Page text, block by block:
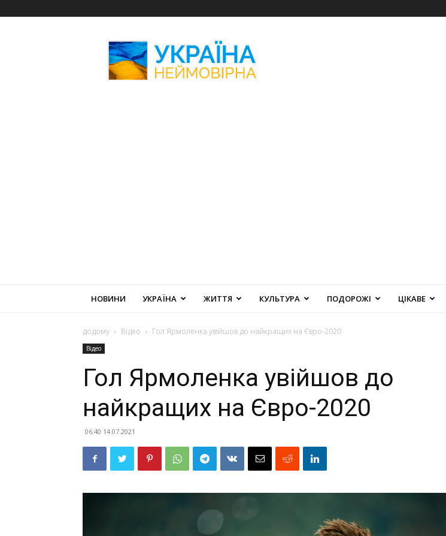
Неймовірна
НОВИНИ УКРАЇНА ЖИТТЯ КУЛЬТУРА ПОДОРОЖІ ЦІКАВЕ
додому Відео Гол Ярмоленка увійшов до найкращих на Євро-2020
Відео
Гол Ярмоленка увійшов до
найкращих на Євро-2020
06:40 14.07.2021